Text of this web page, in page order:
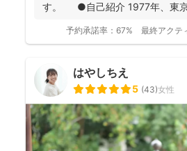
す。 ●自己紹介 1977年、東
予約承諾率： 67% 最終アクテ
はやしちえ
5 (43)女性